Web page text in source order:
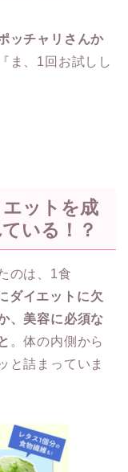
ッチャリさんか
ま、1回お試しし
エットを成
いる！？
のは、1食
ダイエットに欠
、美容に必須な
。体の内側から
と詰まっていま